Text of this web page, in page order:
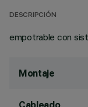
DESCRIPCIÓN
empotrable con
Montaje
Cableado